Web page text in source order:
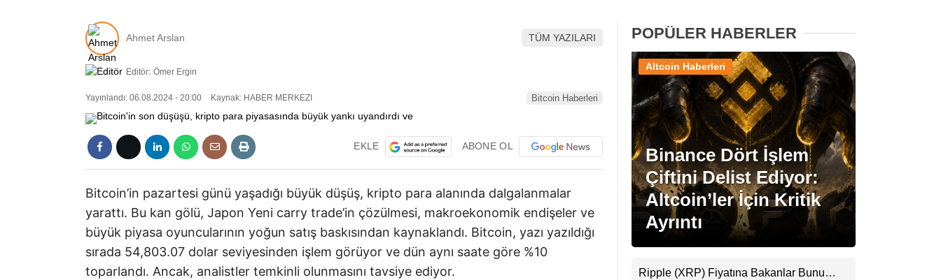
Instagram
Youtube
TikTok
Pinterest
Ahmet Arslan TÜM YAZILARI
Editör: Ömer Ergin
Yayınlandı: 06.08.2024 - 20:00 Kaynak: HABER MERKEZI Bitcoin Haberleri
EKLE ABONE OL
Bitcoin’in pazartesi günü yaşadığı büyük düşüş, kripto para alanında dalgalanmalar
yarattı. Bu kan gölü, Japon Yeni carry trade’in çözülmesi, makroekonomik endişeler ve
büyük piyasa oyuncularının yoğun satış baskısından kaynaklandı. Bitcoin, yazı yazıldığı
sırada 54,803.07 dolar seviyesinden işlem görüyor ve dün aynı saate göre %10
toparlandı. Ancak, analistler temkinli olunmasını tavsiye ediyor.
POPÜLER HABERLER
Binance Dört İşlem
Çiftini Delist Ediyor:
Altcoin’ler İçin Kritik
Ayrıntı
Altcoin Haberleri
Ripple (XRP) Fiyatına Bakanlar Bunu